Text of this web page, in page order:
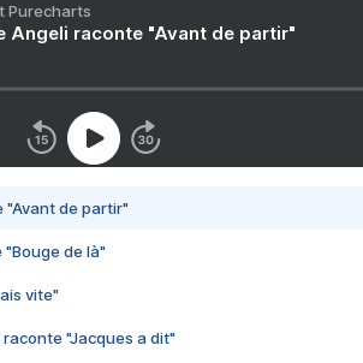
Purecharts
Angeli raconte "Avant de partir"
"Avant de partir"
"Bouge de là"
vite"
raconte "Jacques a dit"